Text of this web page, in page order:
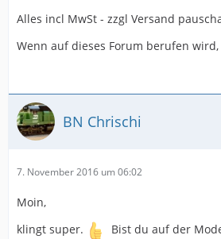
Alles incl MwSt - zzgl Versand
Wenn auf dieses Forum berufen
BN Chrischi
7. November 2016 um 06:02
Moin,
klingt super.
Bist du auf der